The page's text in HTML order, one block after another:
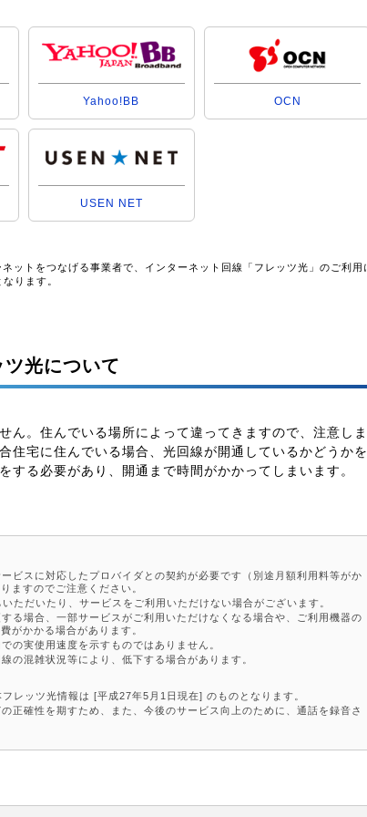
Yahoo!BB OCN
USEN NET
ットをつなげる事業者で、インターネット回線「フレッツ光」のご利用
ります。
光について
ん。住んでいる場所によって違ってきますので、注意し
住宅に住んでいる場合、光回線が開通しているかどうか
る必要があり、開通まで時間がかかってしまいます。
ビスに対応したプロバイダとの契約が必要です（別途月額利用料等がか
ますのでご注意ください。
ただいたり、サービスをご利用いただけない場合がございます。
る場合、一部サービスがご利用いただけなくなる場合や、ご利用機器の
がかかる場合があります。
の実使用速度を示すものではありません。
の混雑状況等により、低下する場合があります。
レッツ光情報は [平成27年5月1日現在] のものとなります。
正確性を期すため、また、今後のサービス向上のために、通話を録音さ